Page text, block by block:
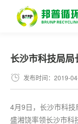
长沙市科技局
发布时间：2019-
4月9日，长沙市科
盛湘饶率领长沙市科